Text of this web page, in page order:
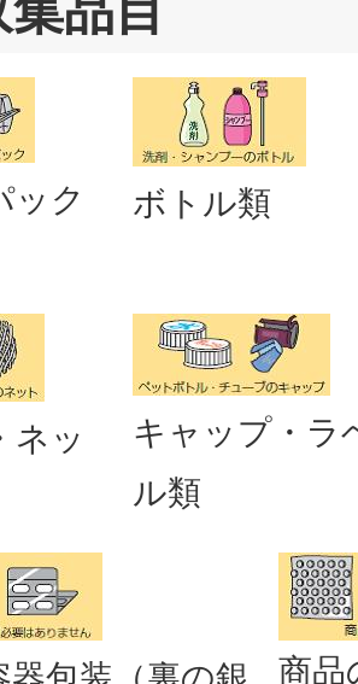
ック
ボトル類
ネッ
キャップ・ラ
ル類
商品